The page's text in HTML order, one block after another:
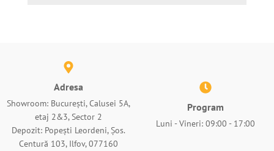
Adresa
Showroom: București, Calusei 5A,
etaj 2&3, Sector 2
Depozit: Popești Leordeni, Șos.
Centură 103, Ilfov, 077160
Program
Luni - Vineri: 09:00 - 17:00